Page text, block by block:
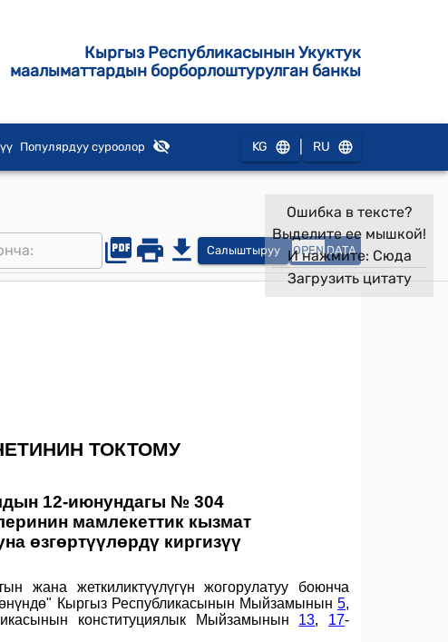
Кыргыз Республикасынын Укуктук
маалыматтардын борборлоштурулган банкы
Популярдуу суроолор KG RU
Салыштыруу OPEN DATA
Ошибка в тексте?
Выделите ее мышкой!
И нажмите: Сюда
Загрузить цитату